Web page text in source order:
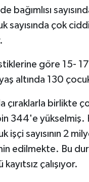
bağımlısı
sayısında çok
göre 15-
altında 130
çıraklarla birlikte
344'e yükselmiş.
işçi sayısının 2
edilmekte. Bu
çalışıyor.